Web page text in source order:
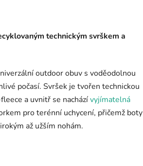
technickým svrškem a
outdoor obuv s voděodolnou
počasí. Svršek je tvořen technickou
a uvnitř se nacházívyjímatelná
pro terénní uchycení, přičemž boty
až užším nohám.